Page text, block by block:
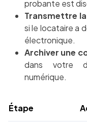
probante est
Transmettre
si le locataire a
électronique.
Archiver une
dans votre
numérique.
Étape